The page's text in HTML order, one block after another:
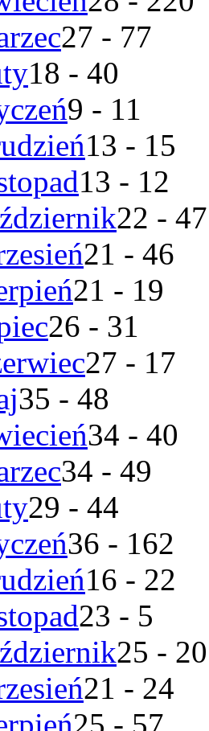
27 - 77
18 - 40
9 - 11
13 - 15
13 - 12
22 - 47
21 - 46
21 - 19
26 - 31
27 - 17
35 - 48
34 - 40
34 - 49
29 - 44
36 - 162
16 - 22
23 - 5
25 - 20
21 - 24
25 - 57